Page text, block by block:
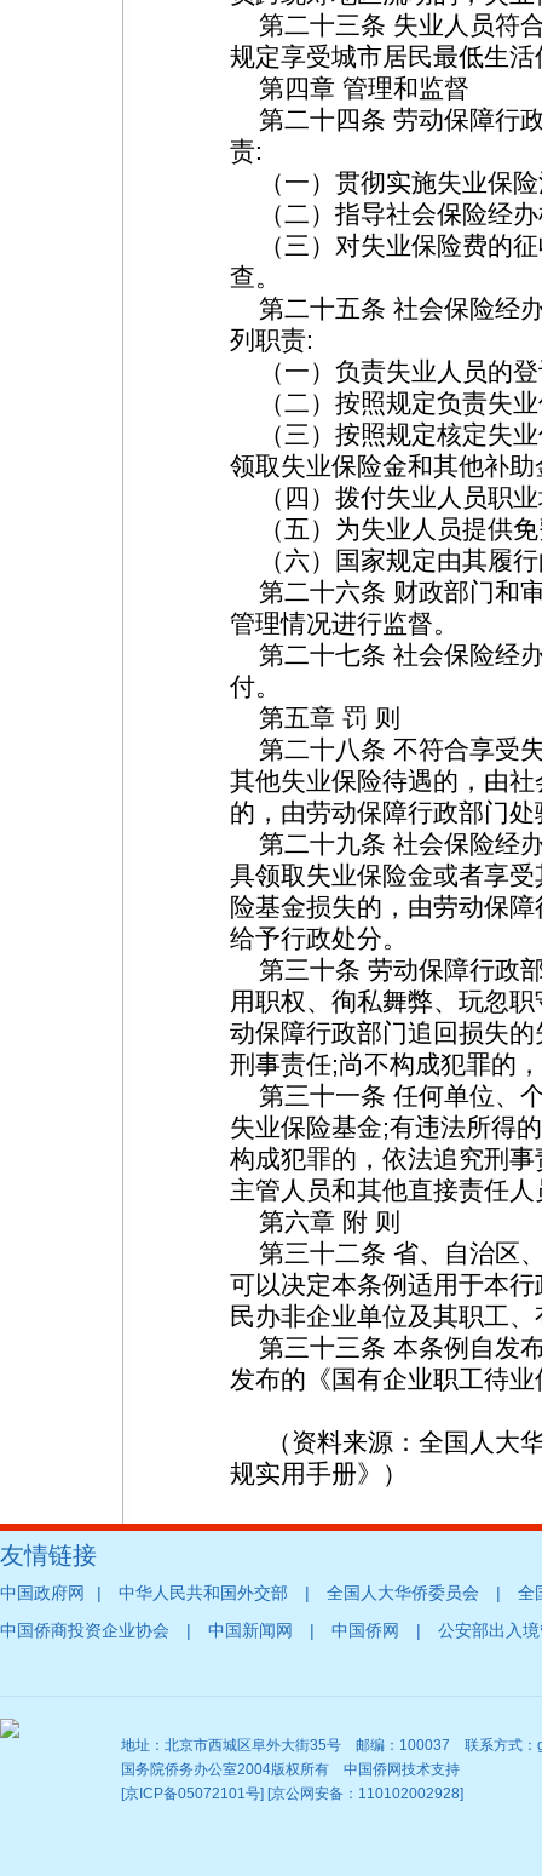
第二十三条 失业人员符
规定享受城市居民最低生
第四章 管理和监督
第二十四条 劳动保障行
责:
（一）贯彻实施失业保险
（二）指导社会保险经办
（三）对失业保险费的征
查。
第二十五条 社会保险经
列职责:
（一）负责失业人员的登
（二）按照规定负责失业
（三）按照规定核定失业
领取失业保险金和其他补助
（四）拨付失业人员职
（五）为失业人员提供免
（六）国家规定由其履行
第二十六条 财政部门和
管理情况进行监督。
第二十七条 社会保险经
付。
第五章 罚 则
第二十八条 不符合享受
其他失业保险待遇的，由
的，由劳动保障行政部门
第二十九条 社会保险经
具领取失业保险金或者享
险基金损失的，由劳动保
给予行政处分。
第三十条 劳动保障行政
用职权、徇私舞弊、玩忽
动保障行政部门追回损失
刑事责任;尚不构成犯罪的
第三十一条 任何单位、
失业保险基金;有违法所得
构成犯罪的，依法追究刑
主管人员和其他直接责任
第六章 附 则
第三十二条 省、自治区
可以决定本条例适用于本
民办非企业单位及其职工
第三十三条 本条例自发
发布的《国有企业职工待
（资料来源：全国人大
规实用手册》）
友情链接
中国政府网 | 中华人民共和国外交部 | 全国人大华侨委员会 | 全
中国侨商投资企业协会 | 中国新闻网 | 中国侨网 | 公安部出入
地址：北京市西城区阜外大街35号 邮编：100037 联系方式：
国务院侨务办公室2004版权所有 中国侨网技术支持
[京ICP备05072101号] [京公网安备：110102002928]